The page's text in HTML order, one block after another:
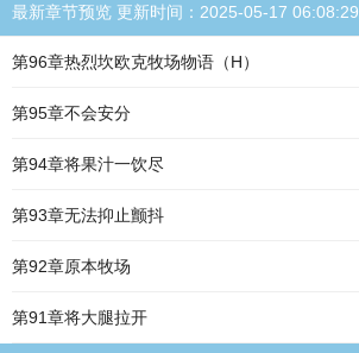
最新章节预览 更新时间：2025-05-17 06:08:29
第96章热烈坎欧克牧场物语（H）
第95章不会安分
第94章将果汁一饮尽
第93章无法抑止颤抖
第92章原本牧场
第91章将大腿拉开